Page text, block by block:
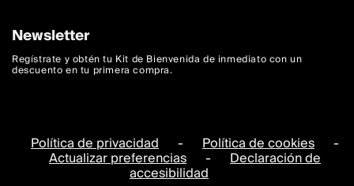
Newsletter
Regístrate y obtén tu Kit de Bienvenida de inmediato con un
descuento en tu primera compra.
Política de privacidad - Política de cookies -
Actualizar preferencias - Declaración de
accesibilidad